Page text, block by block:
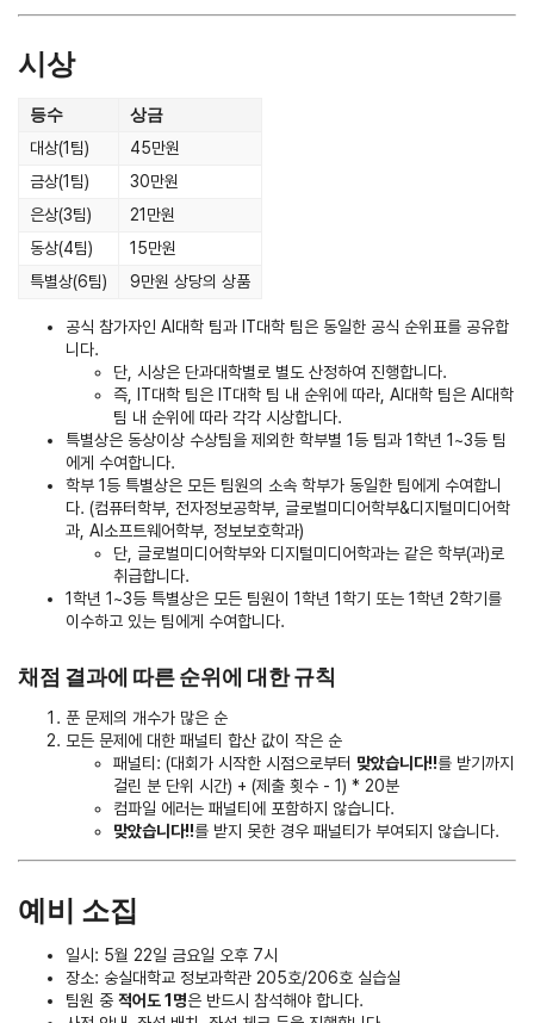
시상
등수
상금
대상(1팀)
45만원
금상(1팀)
30만원
은상(3팀)
21만원
동상(4팀)
15만원
특별상(6팀)
9만원 상당의 상품
공식 참가자인 AI대학 팀과 IT대학 팀은 동일한 공식 순위표를 공유합
니다.
단, 시상은 단과대학별로 별도 산정하여 진행합니다.
즉, IT대학 팀은 IT대학 팀 내 순위에 따라, AI대학 팀은 AI대학
팀 내 순위에 따라 각각 시상합니다.
특별상은 동상이상 수상팀을 제외한 학부별 1등 팀과 1학년 1~3등 팀
에게 수여합니다.
학부 1등 특별상은 모든 팀원의 소속 학부가 동일한 팀에게 수여합니
다. (컴퓨터학부, 전자정보공학부, 글로벌미디어학부&디지털미디어학
과, AI소프트웨어학부, 정보보호학과)
단, 글로벌미디어학부와 디지털미디어학과는 같은 학부(과)로
취급합니다.
1학년 1~3등 특별상은 모든 팀원이 1학년 1학기 또는 1학년 2학기를
이수하고 있는 팀에게 수여합니다.
채점 결과에 따른 순위에 대한 규칙
푼 문제의 개수가 많은 순
모든 문제에 대한 패널티 합산 값이 작은 순
패널티: (대회가 시작한 시점으로부터 맞았습니다!!를 받기까지
걸린 분 단위 시간) + (제출 횟수 - 1) * 20분
컴파일 에러는 패널티에 포함하지 않습니다.
맞았습니다!!를 받지 못한 경우 패널티가 부여되지 않습니다.
예비 소집
일시: 5월 22일 금요일 오후 7시
장소: 숭실대학교 정보과학관 205호/206호 실습실
팀원 중 적어도 1명은 반드시 참석해야 합니다.